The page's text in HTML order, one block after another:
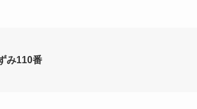
み110番